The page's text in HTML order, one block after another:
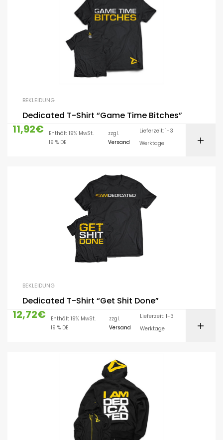
BEKLEIDUNG
Dedicated T-Shirt “Game Time Bitches”
11,92€
Enthält 19% MwSt.
19 % DE
zzgl.
Versand
Lieferzeit: 1-3
Werktage
BEKLEIDUNG
Dedicated T-Shirt “Get Shit Done”
12,72€
Enthält 19% MwSt.
19 % DE
zzgl.
Versand
Lieferzeit: 1-3
Werktage